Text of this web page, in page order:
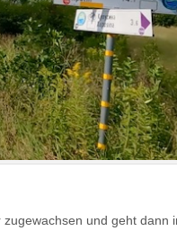
und geht dann